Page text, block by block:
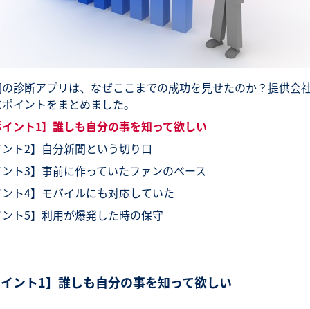
診断アプリは、なぜここまでの成功を見せたのか？提供会
イントをまとめました。
ント1】誰しも自分の事を知って欲しい
ト2】自分新聞という切り口
ト3】事前に作っていたファンのベース
ト4】モバイルにも対応していた
ト5】利用が爆発した時の保守
ント1】誰しも自分の事を知って欲しい